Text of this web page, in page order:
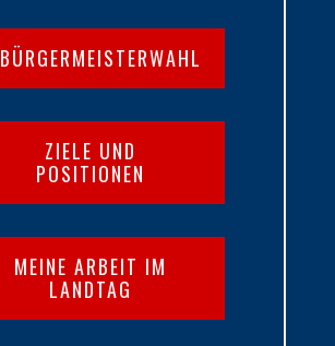
BÜRGERMEISTERWAHL
ZIELE UND
POSITIONEN
MEINE ARBEIT IM
LANDTAG